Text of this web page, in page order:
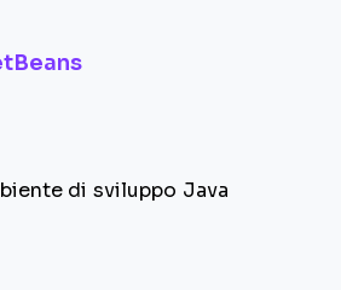
di sviluppo Java